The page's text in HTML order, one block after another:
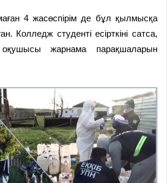
4 жас­өспірім де бұл қылмысқа
Колледж студенті есірткіні сатса,
жарнама парақшаларын